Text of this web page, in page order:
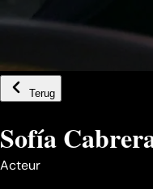
Terug
Sofía
Acteur